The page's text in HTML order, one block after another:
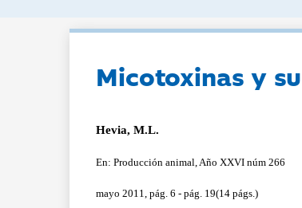
Micotoxinas y
Hevia, M.L.
En: Producción animal, Año XXVI núm 266
mayo 2011, pág. 6 - pág. 19(14 págs.)